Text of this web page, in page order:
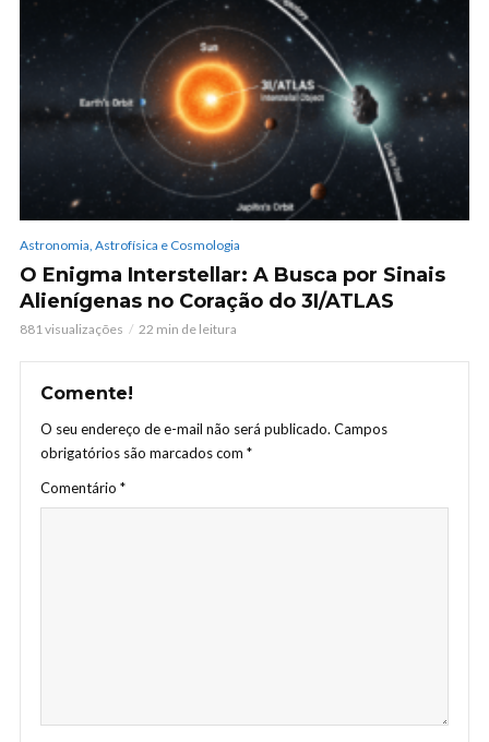
Astronomia, Astrofísica e Cosmologia
O Enigma Interstellar: A Busca por Sinais
Alienígenas no Coração do 3I/ATLAS
881 visualizações 22 min de leitura
Comente!
O seu endereço de e-mail não será publicado. Campos
obrigatórios são marcados com *
Comentário *